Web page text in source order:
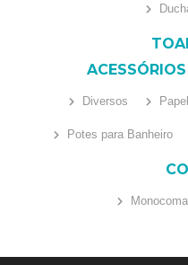
Diversos
Potes para Banheiro